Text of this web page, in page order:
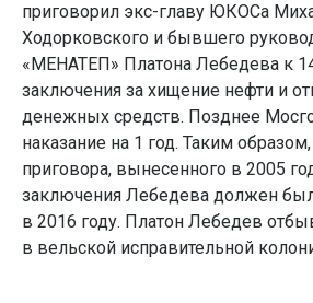
приговорил экс-главу ЮКОСа
Ходорковского и бывшего
«МЕНАТЕП» Платона Лебедева к
заключения за хищение нефти и
денежных средств. Позднее
наказание на 1 год. Таким
приговора, вынесенного в 2005
заключения Лебедева должен был
в 2016 году. Платон Лебедев
в вельской исправительной